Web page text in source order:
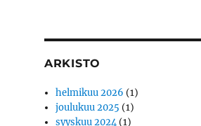
ARKISTO
helmikuu 2026 (1)
joulukuu 2025 (1)
syyskuu 2024(1)